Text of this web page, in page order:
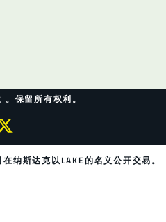
保留所有权利。
纳斯达克以LAKE的名义公开交易。